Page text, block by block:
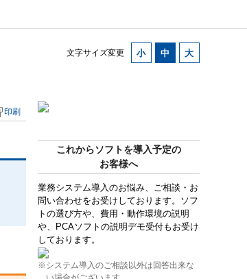
文字サイズ変更
これからソフトを導入予定の
お客様へ
業務システム導入のお悩み、ご相談・お
問い合わせをお受けしております。ソフ
トの選び方や、費用・動作環境の説明
や、PCAソフトの説明デモ受付もお受け
しております。
※システム導入のご相談以外は回答出来な
印刷